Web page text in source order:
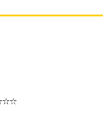
☆☆☆